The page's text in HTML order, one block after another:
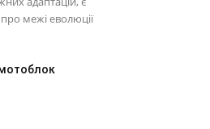
межі еволюції